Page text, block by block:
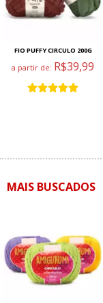
FIO PUFFY CIRCULO 200G
a partir de: R$39,99
MAIS BUSCADOS